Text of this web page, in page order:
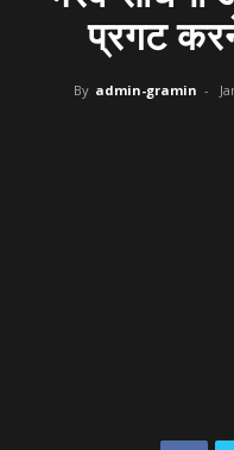
प्रगट
By admin-gramin -